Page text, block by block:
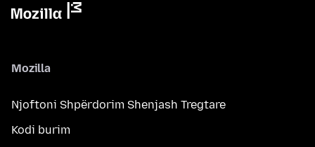
Mozilla
Njoftoni Shpërdorim Shenjash Tregtare
Kodi burim